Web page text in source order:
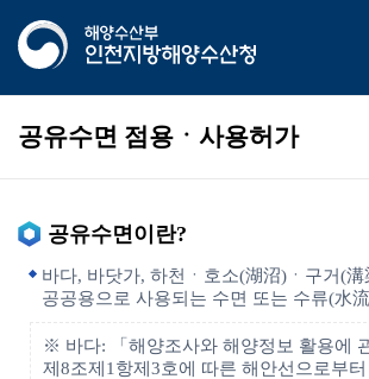
공유수면 점용ㆍ사용허가
공유수면이란?
바다, 바닷가, 하천ㆍ호소(湖沼)ㆍ구거(溝
공공용으로 사용되는 수면 또는 수류(水
※ 바다: 「해양조사와 해양정보 활용에
제8조제1항제3호에 따른 해안선으로부